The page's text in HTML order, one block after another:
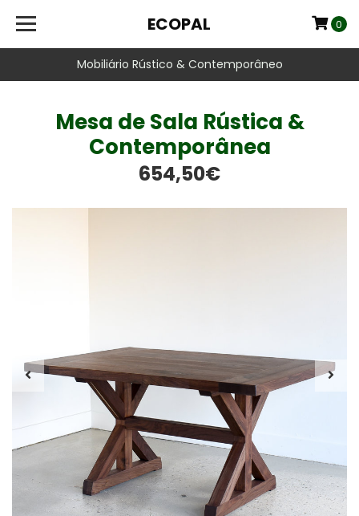
Mobiliário Rústico & Contemporâneo
ECOPAL 0
Mesa de Sala Rústica &
Contemporânea
654,50€